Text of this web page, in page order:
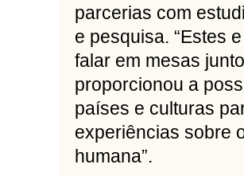
parcerias com
e pesquisa. “Estes
falar em mesas
proporcionou a
países e culturas
experiências sobre
humana”.